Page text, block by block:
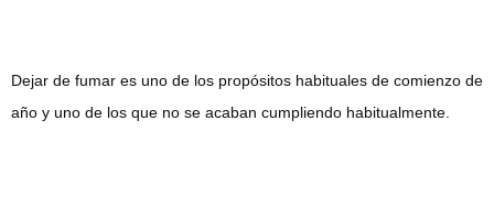
Dejar de fumar es uno de los propósitos habituales de comienzo de
año y uno de los que no se acaban cumpliendo habitualmente.